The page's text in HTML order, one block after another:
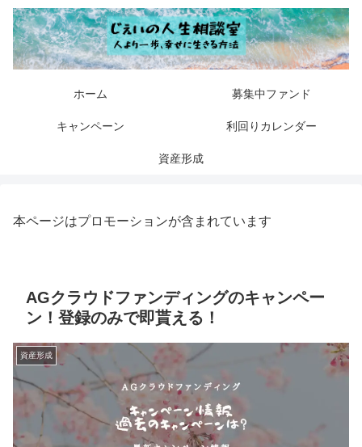
ホーム 募集中ファンド
キャンペーン 利回りカレンダー
資産形成
本ページはプロモーションが含まれています
AGクラウドファンディングのキャンペー
ン！登録のみで即貰える！
資産形成